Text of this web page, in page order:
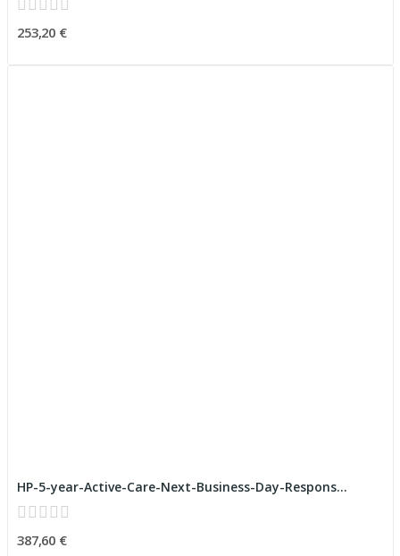
253,20 €
HP-5-year-Active-Care-Next-Business-Day-Respons...
387,60 €